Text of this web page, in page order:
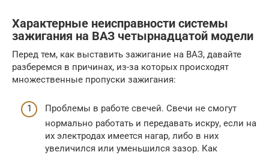
Характерные неисправности системы
зажигания на ВАЗ четырнадцатой модели
Перед тем, как выставить зажигание на ВАЗ, давайте
разберемся в причинах, из-за которых происходят
множественные пропуски зажигания:
Проблемы в работе свечей. Свечи не смогут
нормально работать и передавать искру, если на
их электродах имеется нагар, либо в них
увеличился или уменьшился зазор. Как